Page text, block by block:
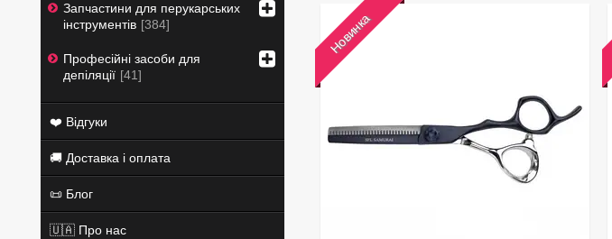
Новинка
Запчастини для перукарських
інструментів 384
Професійні засоби для
депіляції 41
❤️ Відгуки
🚚 Доставка і оплата
📜 Блог
🇺🇦 Про нас